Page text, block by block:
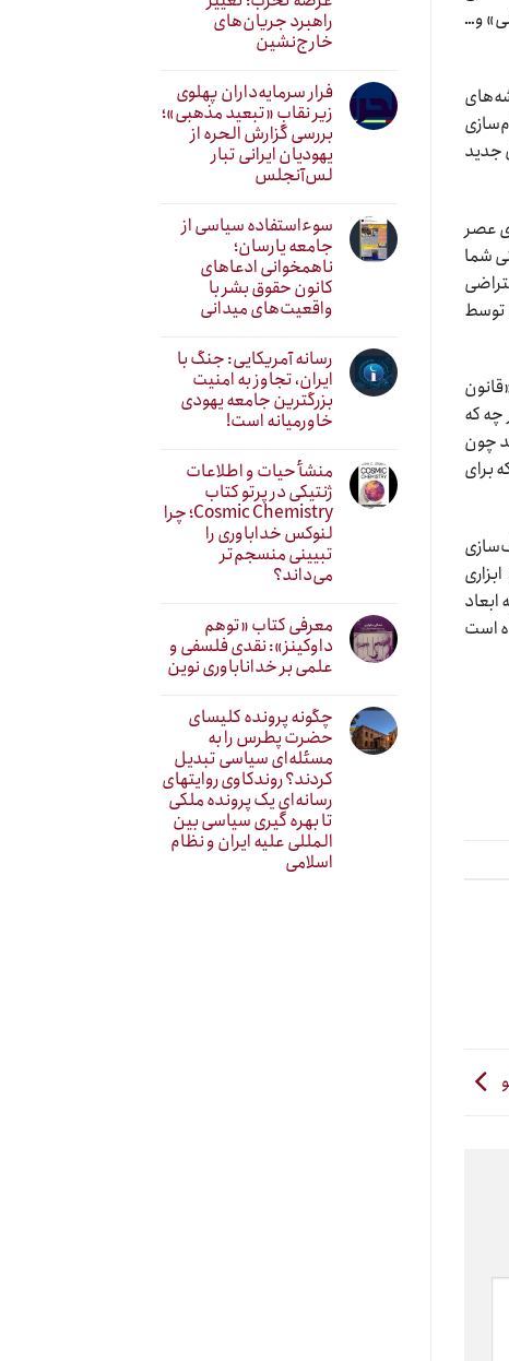
و…
جدید
عصر
شما
توسط
چه که
چون
برای
است
راهبرد جریان‌های
خارج‌نشین
فرار سرمایه‌داران پهلوی
زیر نقابِ «تبعید مذهبی»؛
بررسی گزارش الحره از
یهودیان ایرانی تبار
لس‌آنجلس
سوءاستفاده سیاسی از
جامعه یارسان؛
ناهمخوانی ادعاهای
کانون حقوق بشر با
واقعیت‌های میدانی
رسانه آمریکایی: جنگ با
ایران، تجاوز به امنیت
بزرگترین جامعه یهودی
خاورمیانه است!
منشأ حیات و اطلاعات
ژنتیکی در پرتو کتاب
Cosmic Chemistry؛ چرا
لنوکس خداباوری را
تبیینی منسجم‌تر
می‌داند؟
معرفی کتاب «توهم
داوکینز»: نقدی فلسفی و
علمی بر خداناباوری نوین
چگونه پرونده کلیسای
حضرت پطرس را به
مسئله‌ای سیاسی تبدیل
کردند؟ روندکاوی روایتهای
رسانه‌ایِ یک پرونده ملکی
تا بهره گیری سیاسی بین
المللی علیه ایران و نظام
اسلامی